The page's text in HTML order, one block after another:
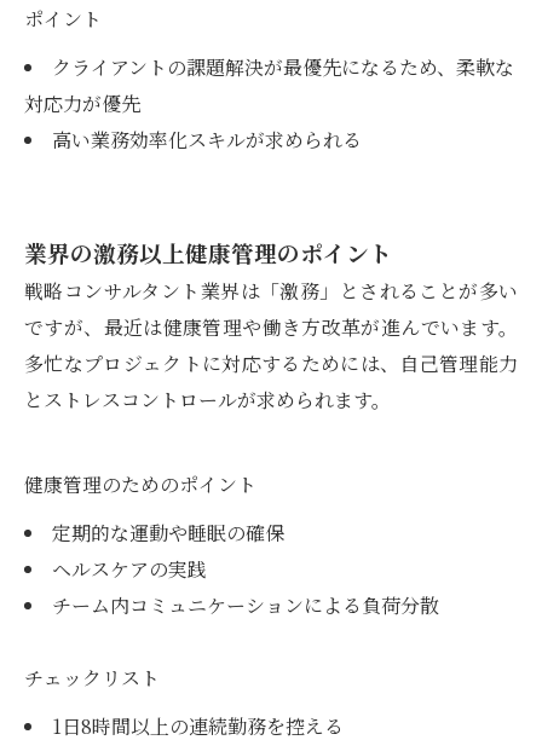
ポイント
クライアントの課題解決が最優先になるため、柔軟な
対応力が優先
高い業務効率化スキルが求められる
業界の激務以上健康管理のポイント
戦略コンサルタント業界は「激務」とされることが多い
ですが、最近は健康管理や働き方改革が進んでいます。
多忙なプロジェクトに対応するためには、自己管理能力
とストレスコントロールが求められます。
健康管理のためのポイント
定期的な運動や睡眠の確保
ヘルスケアの実践
チーム内コミュニケーションによる負荷分散
チェックリスト
1日8時間以上の連続勤務を控える